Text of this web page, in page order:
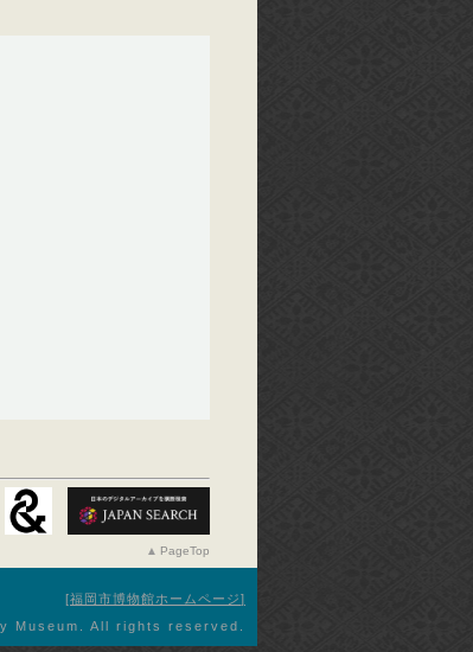
PageTop
福岡市博物館ホームページ
Museum. All rights reserved.